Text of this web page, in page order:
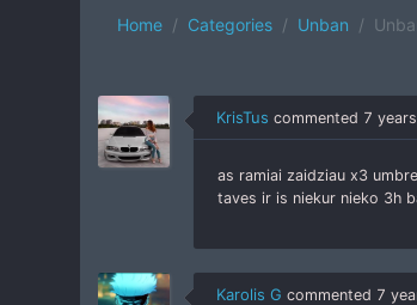
Home Categories Unban
KrisTus commented 7
as ramiai zaidziau x3
taves ir is niekur nieko 3h
Karolis G commented 7